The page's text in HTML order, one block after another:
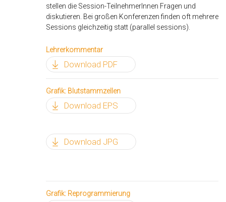
stellen die Session-TeilnehmerInnen Fragen und
diskutieren. Bei großen Konferenzen finden oft mehrere
Sessions gleichzeitig statt (parallel sessions).
Lehrerkommentar
Download PDF
Grafik: Blutstammzellen
Download EPS
Download JPG
Grafik: Reprogrammierung